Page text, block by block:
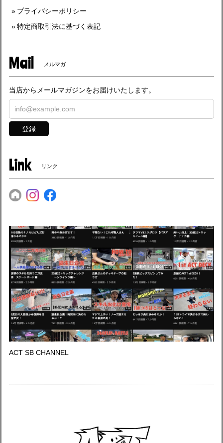
プライバシーポリシー
特定商取引法に基づく表記
Mail メルマガ
当店からメールマガジンをお届けいたします。
登録
Link リンク
ACT SB CHANNEL